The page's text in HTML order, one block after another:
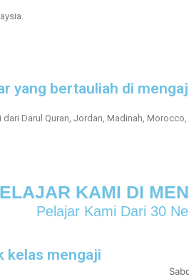
yang bertauliah di
Darul Quran, Jordan, Madinah,
KAMI DI
Pelajar Kami Dari 30
kelas mengaji